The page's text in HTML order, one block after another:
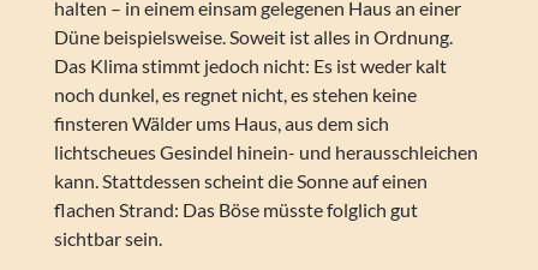
halten – in einem einsam gelegenen Haus an einer
Düne beispielsweise. Soweit ist alles in Ordnung.
Das Klima stimmt jedoch nicht: Es ist weder kalt
noch dunkel, es regnet nicht, es stehen keine
finsteren Wälder ums Haus, aus dem sich
lichtscheues Gesindel hinein- und herausschleichen
kann. Stattdessen scheint die Sonne auf einen
flachen Strand: Das Böse müsste folglich gut
sichtbar sein.